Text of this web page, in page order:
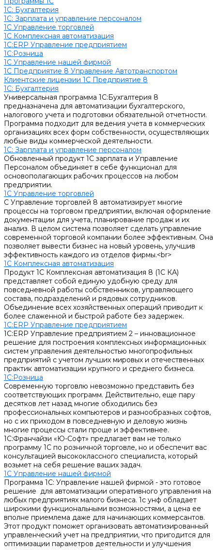
1C: Бухгалтерия
1С: Зарплата и управление персоналом
1С Управление торговлей
1С Комплексная автоматизация
1С:ERP Управление предприятием
1С:Розница
1С Управление нашей фирмой
1С Предприятие 8 Управление Автотранспортом
Клиентские лицензии 1С Предприятие 8
1C: Бухгалтерия
Универсальная программа 1С:Бухгалтерия 8
предназначена для автоматизации бухгалтерского,
налогового учета и подготовки обязательной отчетности.
Программа подходит для ведения учета в коммерческих
организациях всех форм собственности, осуществляющих
любые виды коммерческой деятельности.
1С: Зарплата и управление персоналом
Обновленный продукт 1С зарплата и Управление
Персоналом объединяет в себе функционал для
основополагающих рабочих процессов на любом
предприятии.
1С Управление торговлей
С Управление торговлей 8 автоматизирует многие
процессы на торговом предприятии, включая оформление
документации для учета, планирование продаж и их
анализ. В целом система позволяет сделать управление
современной торговой компании более эффективным. Она
позволяет вывести бизнес на новый уровень, улучшив
эффективность каждого из отделов фирмы.<br>
1С Комплексная автоматизация
Продукт 1С Комплексная автоматизация 8 (1С КА)
представляет собой единую удобную среду для
повседневной работы собственников, управляющего
состава, подразделений и рядовых сотрудников.
Объединение всех хозяйственных операций приводит к
более слаженной и быстрой работе без задержек.
1С:ERP Управление предприятием
1С:ERP Управление предприятием 2 – инновационное
решение для построения комплексных информационных
систем управления деятельностью многопрофильных
предприятий с учетом лучших мировых и отечественных
практик автоматизации крупного и среднего бизнеса.
1С:Розница
Современную торговлю невозможно представить без
соответствующих программ. Действительно, еще пару
десятков лет назад многие обходились без
профессиональных компьютеров и разнообразных софтов,
но с их приходом в повседневную и деловую жизнь
многие процессы стали проще и эффективнее.
1С:Франчайзи «Ю-Софт» предлагает вам не только
программу 1С по розничной торговле, но и обеспечит вас
консультацией высококлассного специалиста, который
возьмет на себя решение ваших задач.
1С Управление нашей фирмой
Программа 1С: Управление нашей фирмой - это готовое
решение для автоматизации оперативного управления на
любых предприятиях малого бизнеса. 1с унф обладает
широкими функциональными возможностями, а цена ее
вполне приемлема даже для начинающих коммерсантов.
Этот продукт поможет организовать автоматизированный
управленческий учет на предприятии, что пригодится для
оптимизации параметров деятельности и улучшения